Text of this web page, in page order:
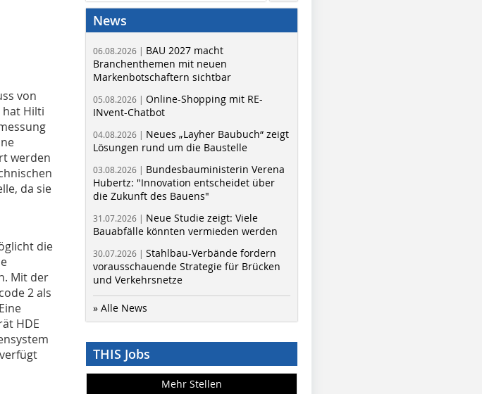
von
Hilti
werden
da sie
die
Mit der
2 als
HDE
News
06.08.2026 | BAU 2027 macht
Branchenthemen mit neuen
Markenbotschaftern sichtbar
05.08.2026 | Online-Shopping mit RE-
INvent-Chatbot
04.08.2026 | Neues „Layher Baubuch“ zeigt
Lösungen rund um die Baustelle
03.08.2026 | Bundesbauministerin Verena
Hubertz: "Innovation entscheidet über
die Zukunft des Bauens"
31.07.2026 | Neue Studie zeigt: Viele
Bauabfälle könnten vermieden werden
30.07.2026 | Stahlbau-Verbände fordern
vorausschauende Strategie für Brücken
und Verkehrsnetze
» Alle News
THIS Jobs
Mehr Stellen